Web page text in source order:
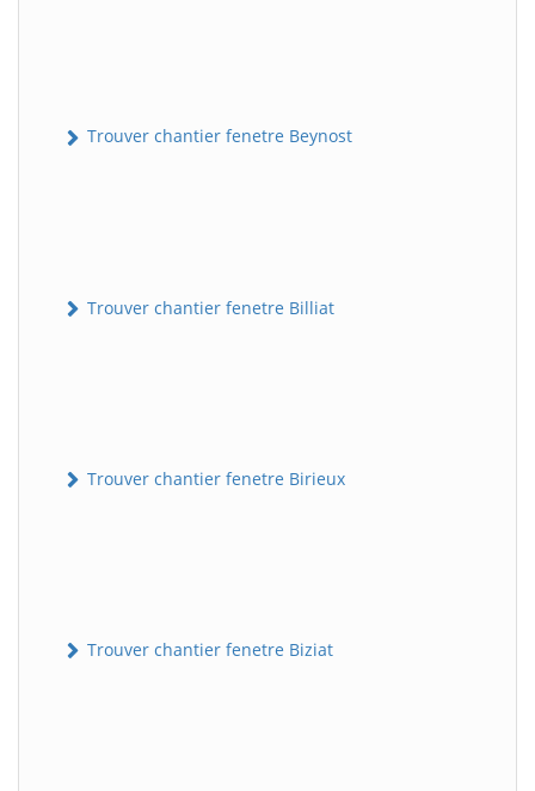
Trouver chantier fenetre Beynost
Trouver chantier fenetre Billiat
Trouver chantier fenetre Birieux
Trouver chantier fenetre Biziat